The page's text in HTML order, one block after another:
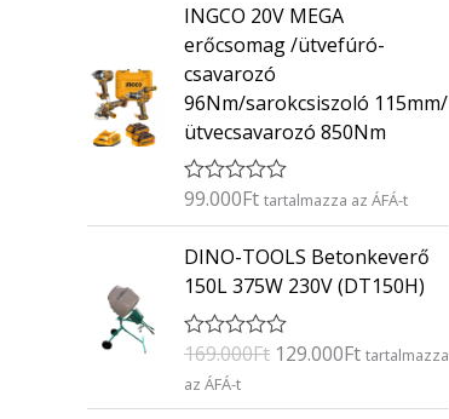
é
e
l
é
s
:
/
5
INGCO 20V MEGA
erőcsomag /ütvefúró-
csavarozó
96Nm/sarokcsiszoló 115mm/
ütvecsavarozó 850Nm
É
é
k
e
é
s
0
/
99.000Ft tartalmazza az ÁFÁ-t
DINO-TOOLS Betonkeverő
150L 375W 230V (DT150H)
É
t
é
169.000Ft
O
r
g
129.000Ft
C
u
etartalmazza
az ÁFÁ-t